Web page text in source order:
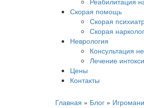
Скорая помощь
Скорая
Скорая
Неврология
Консультация
Лечение
Цены
Контакты
Главная » Блог »